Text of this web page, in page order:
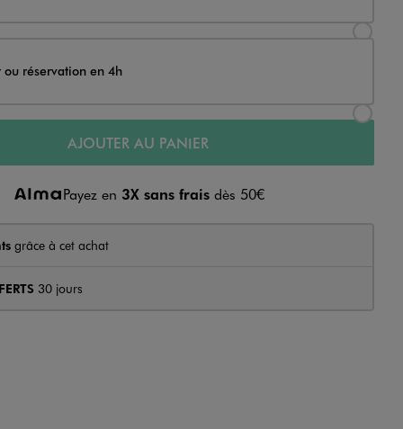
ou réservation en 4h
AJOUTER AU PANIER
Payez en 3X sans fraisdès 50€
grâce à cet achat
30 jours